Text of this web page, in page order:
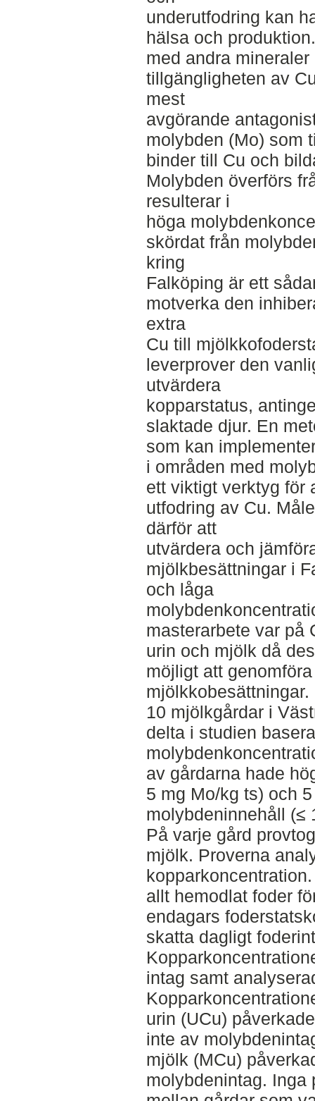
underutfodring kan
hälsa och
med andra
tillgängligheten av
mest
avgörande
molybden (Mo) som
binder till Cu och
Molybden överförs
resulterar i
höga
skördat från
kring
Falköping är ett
motverka den
extra
Cu till
leverprover den
utvärdera
kopparstatus,
slaktade djur. En
som kan
i områden med
ett viktigt verktyg för
utfodring av Cu.
därför att
utvärdera och
mjölkbesättningar i
och låga
masterarbete var på
urin och mjölk då
möjligt att
mjölkkobesättningar.
10 mjölkgårdar i
delta i studien
av gårdarna hade
5 mg Mo/kg ts) och
molybdeninnehåll (≤
På varje gård
mjölk. Proverna
allt hemodlat foder
endagars
skatta dagligt
intag samt
urin (UCu)
inte av
mjölk (MCu)
molybdenintag. Inga